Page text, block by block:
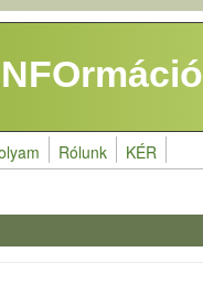
Rólunk KÉR